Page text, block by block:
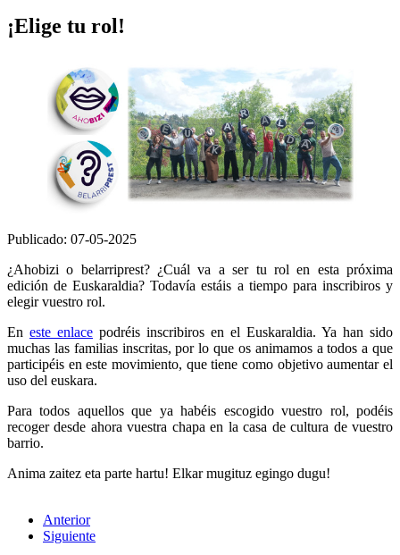
¡Elige tu rol!
Publicado: 07-05-2025
¿Ahobizi o belarriprest? ¿Cuál va a ser tu rol en esta próxima
edición de Euskaraldia? Todavía estáis a tiempo para inscribiros y
elegir vuestro rol.
En este enlace podréis inscribiros en el Euskaraldia. Ya han sido
muchas las familias inscritas, por lo que os animamos a todos a que
participéis en este movimiento, que tiene como objetivo aumentar el
uso del euskara.
Para todos aquellos que ya habéis escogido vuestro rol, podéis
recoger desde ahora vuestra chapa en la casa de cultura de vuestro
barrio.
Anima zaitez eta parte hartu! Elkar mugituz egingo dugu!
Anterior
Siguiente